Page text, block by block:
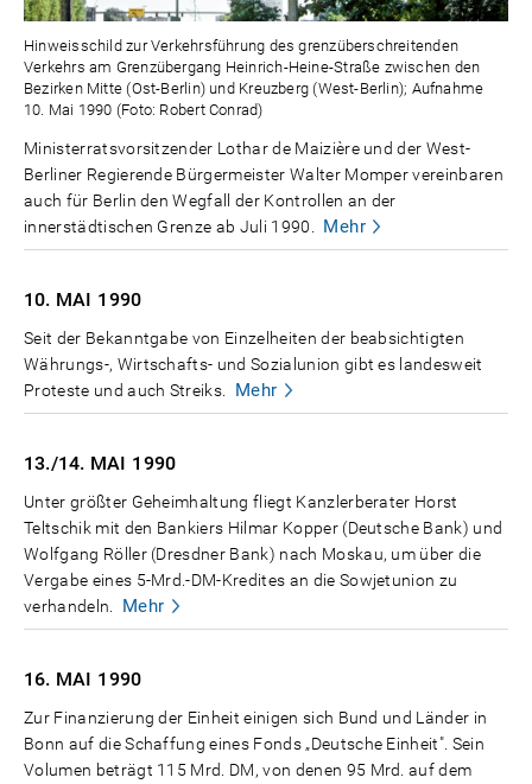
Hinweisschild zur Verkehrsführung des grenzüberschreitenden
Verkehrs am Grenzübergang Heinrich-Heine-Straße zwischen den
Bezirken Mitte (Ost-Berlin) und Kreuzberg (West-Berlin); Aufnahme
10. Mai 1990 (Foto: Robert Conrad)
Ministerratsvorsitzender Lothar de Maizière und der West-
Berliner Regierende Bürgermeister Walter Momper vereinbaren
auch für Berlin den Wegfall der Kontrollen an der
innerstädtischen Grenze ab Juli 1990.
Mehr
10. MAI 1990
Seit der Bekanntgabe von Einzelheiten der beabsichtigten
Währungs-, Wirtschafts- und Sozialunion gibt es landesweit
Proteste und auch Streiks.
Mehr
13./14. MAI 1990
Unter größter Geheimhaltung fliegt Kanzlerberater Horst
Teltschik mit den Bankiers Hilmar Kopper (Deutsche Bank) und
Wolfgang Röller (Dresdner Bank) nach Moskau, um über die
Vergabe eines 5-Mrd.-DM-Kredites an die Sowjetunion zu
verhandeln.
Mehr
16. MAI 1990
Zur Finanzierung der Einheit einigen sich Bund und Länder in
Bonn auf die Schaffung eines Fonds „Deutsche Einheit". Sein
Volumen beträgt 115 Mrd. DM, von denen 95 Mrd. auf dem